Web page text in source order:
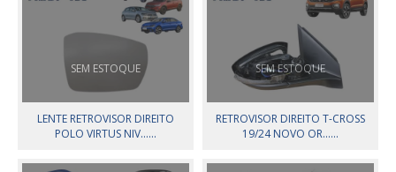
SEM ESTOQUE
LENTE RETROVISOR DIREITO
POLO VIRTUS NIV......
SEM ESTOQUE
RETROVISOR DIREITO T-CROSS
19/24 NOVO OR......